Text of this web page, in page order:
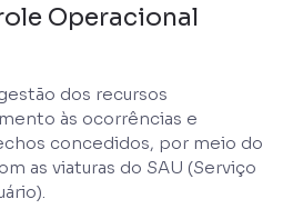
Operacional
dos recursos
às ocorrências e
concedidos, por meio do
as viaturas do SAU (Serviço